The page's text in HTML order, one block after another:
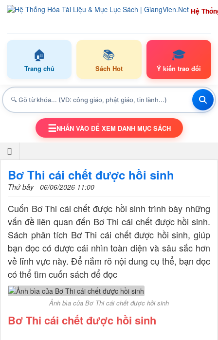
Hệ
🏠
Trang chủ
📚
Sách Hot
🎓
Ý kiến trao đổi
TOGGLE NAVIGATION
☰NHẤN VÀO ĐỂ XEM DANH MỤC SÁCH
Bơ Thi cái chết được hồi sinh
Thứ bảy - 06/06/2026 11:00
Cuốn Bơ Thi cái chết được hồi sinh trình bày những
vấn đề liên quan đến Bơ Thi cái chết được hồi sinh.
Sách phân tích Bơ Thi cái chết được hồi sinh, giúp
bạn đọc có được cái nhìn toàn diện và sâu sắc hơn
về lĩnh vực này. Để nắm rõ nội dung cụ thể, bạn đọc
có thể tìm cuốn sách để đọc
Ảnh bìa của Bơ Thi cái chết được hồi sinh
Bơ Thi cái chết được hồi sinh